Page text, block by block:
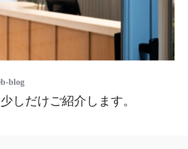
blog
しだけご紹介します。